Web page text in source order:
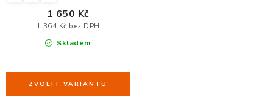
Skladem
1 364 Kč bez DPH
1 650 Kč